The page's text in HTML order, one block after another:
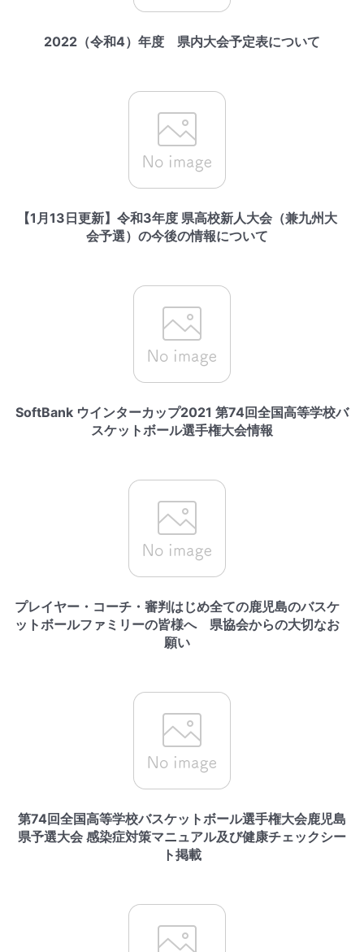
2022（令和4）年度 県内大会予定表について
【1月13日更新】令和3年度 県高校新人大会（兼九州大
会予選）の今後の情報について
SoftBank ウインターカップ2021 第74回全国高等学校バ
スケットボール選手権大会情報
プレイヤー・コーチ・審判はじめ全ての鹿児島のバスケ
ットボールファミリーの皆様へ 県協会からの大切なお
願い
第74回全国高等学校バスケットボール選手権大会鹿児島
県予選大会 感染症対策マニュアル及び健康チェックシー
ト掲載